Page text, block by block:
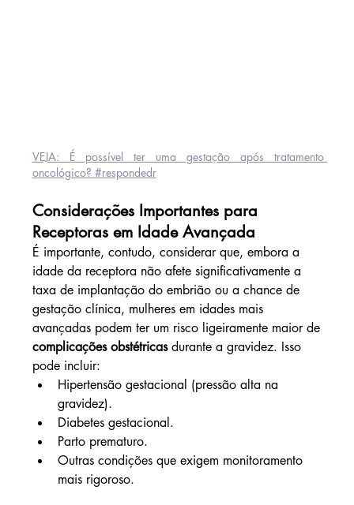
VEJA: É possível ter uma gestação após tratamento
oncológico? #respondedr
Considerações Importantes para
Receptoras em Idade Avançada
É importante, contudo, considerar que, embora a
idade da receptora não afete significativamente a
taxa de implantação do embrião ou a chance de
gestação clínica, mulheres em idades mais
avançadas podem ter um risco ligeiramente maior de
complicações obstétricas durante a gravidez. Isso
pode incluir:
Hipertensão gestacional (pressão alta na
gravidez).
Diabetes gestacional.
Parto prematuro.
Outras condições que exigem monitoramento
mais rigoroso.